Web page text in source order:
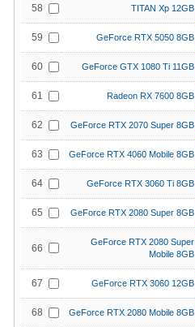
58 TITAN Xp 12GB
59 GeForce RTX 5050 8GB
60 GeForce GTX 1080 Ti 11GB
61 Radeon RX 7600 8GB
62 GeForce RTX 2070 Super 8GB
63 GeForce RTX 4060 Mobile 8GB
64 GeForce RTX 3060 Ti 8GB
65 GeForce RTX 2080 Super 8GB
66
GeForce RTX 2080 Super
Mobile 8GB
67 GeForce RTX 3060 12GB
68 GeForce RTX 2080 Mobile 8GB